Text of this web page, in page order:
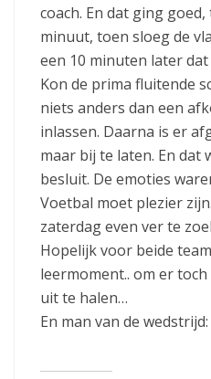
coach. En dat ging
minuut, toen sloeg de
een 10 minuten later
Kon de prima fluitende
niets anders dan een
inlassen. Daarna is er
maar bij te laten. En dat
besluit. De emoties
Voetbal moet plezier
zaterdag even ver te
Hopelijk voor beide
leermoment.. om er
uit te halen…
En man van de